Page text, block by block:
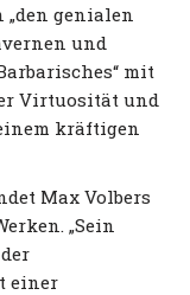
„den genialen
und
mit
Virtuosität und
kräftigen
Max Volbers
„Sein
einer